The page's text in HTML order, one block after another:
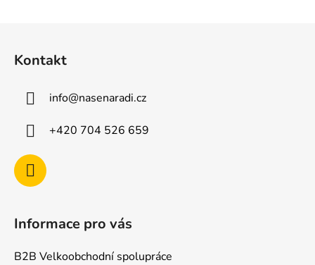
Kontakt
info@nasenaradi.cz
+420 704 526 659
Informace pro vás
B2B Velkoobchodní spolupráce